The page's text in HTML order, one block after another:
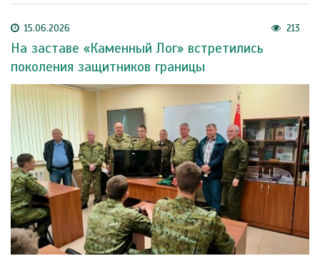
15.06.2026 213
На заставе «Каменный Лог» встретились
поколения защитников границы